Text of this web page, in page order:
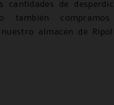
cantidades de
también
almacén de